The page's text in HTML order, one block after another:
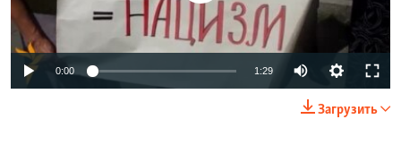
ПОБЕДИТЕЛЕЙ НЕ СУДЯТ?
КРЫМ.НЕПОКОРЕННЫЙ
ПРИСОЕДИНЯЙТЕСЬ!
0:00 1:29
Загрузить